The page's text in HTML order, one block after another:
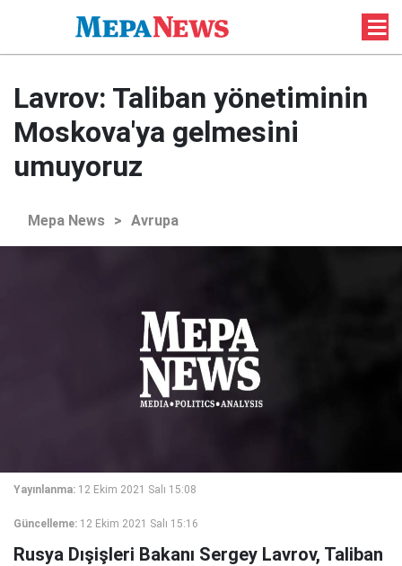
Lavrov: Taliban yönetiminin
Moskova'ya gelmesini
umuyoruz
Mepa News > Avrupa
Yayınlanma: 12 Ekim 2021 Salı 15:08
Güncelleme: 12 Ekim 2021 Salı 15:16
Rusya Dışişleri Bakanı Sergey Lavrov, Taliban